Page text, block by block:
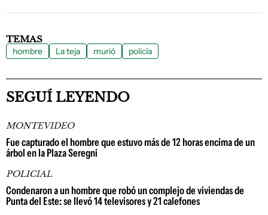
TEMAS
hombre La teja murió policía
SEGUÍ LEYENDO
MONTEVIDEO
Fue capturado el hombre que estuvo más de 12 horas encima de un
árbol en la Plaza Seregni
POLICIAL
Condenaron a un hombre que robó un complejo de viviendas de
Punta del Este: se llevó 14 televisores y 21 calefones